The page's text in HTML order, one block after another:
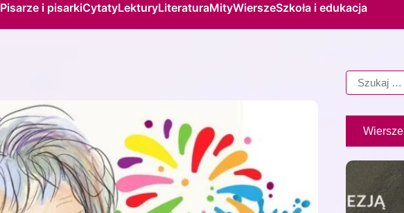
Pisarze i pisarkiCytatyLekturyLiteraturaMityWierszeSzkoła i edukacja
Wiersze